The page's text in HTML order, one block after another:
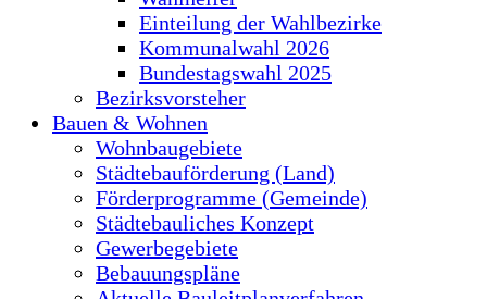
Einteilung der Wahlbezirke
Kommunalwahl 2026
Bundestagswahl 2025
Bezirksvorsteher
Bauen & Wohnen
Wohnbaugebiete
Städtebauförderung (Land)
Förderprogramme (Gemeinde)
Städtebauliches Konzept
Gewerbegebiete
Bebauungspläne